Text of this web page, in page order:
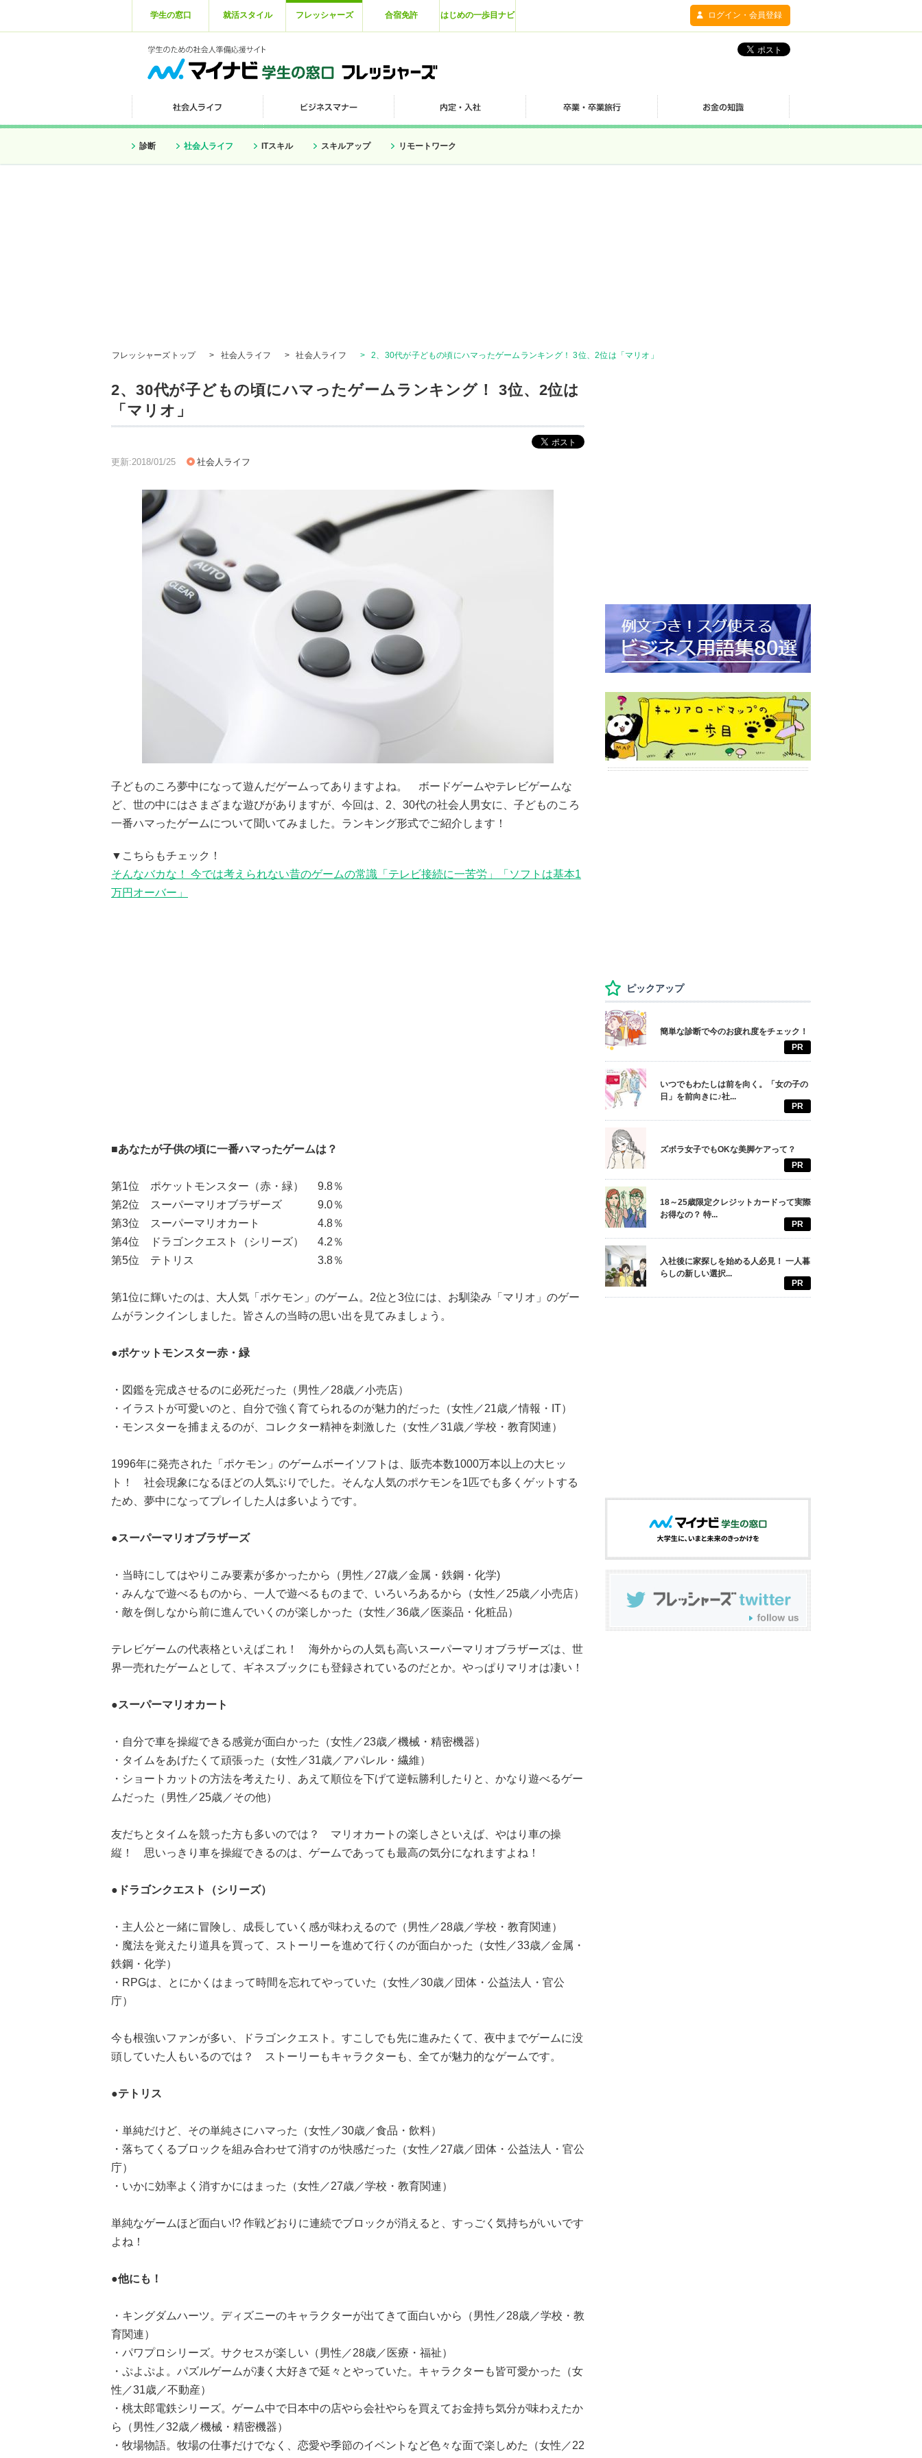
学生の窓口 就活スタイル フレッシャーズ 合宿免許 はじめの一歩目ナビ ログイン・会員登録
診断 社会人ライフ ITスキル スキルアップ リモートワーク
フレッシャーズトップ > 社会人ライフ > 社会人ライフ > 2、30代が子どもの頃にハマったゲームランキング！ 3位、2位は「マリオ」
2、30代が子どもの頃にハマったゲームランキング！ 3位、2位は
「マリオ」
更新:2018/01/25 社会人ライフ
子どものころ夢中になって遊んだゲームってありますよね。 ボードゲームやテレビゲームな
ど、世の中にはさまざまな遊びがありますが、今回は、2、30代の社会人男女に、子どものころ
一番ハマったゲームについて聞いてみました。ランキング形式でご紹介します！
▼こちらもチェック！
そんなバカな！ 今では考えられない昔のゲームの常識「テレビ接続に一苦労」「ソフトは基本1
万円オーバー」
■あなたが子供の頃に一番ハマったゲームは？
第1位 ポケットモンスター（赤・緑） 9.8％
第2位 スーパーマリオブラザーズ 9.0％
第3位 スーパーマリオカート 4.8％
第4位 ドラゴンクエスト（シリーズ） 4.2％
第5位 テトリス 3.8％
第1位に輝いたのは、大人気「ポケモン」のゲーム。2位と3位には、お馴染み「マリオ」のゲー
ムがランクインしました。皆さんの当時の思い出を見てみましょう。
●ポケットモンスター赤・緑
・図鑑を完成させるのに必死だった（男性／28歳／小売店）
・イラストが可愛いのと、自分で強く育てられるのが魅力的だった（女性／21歳／情報・IT）
・モンスターを捕まえるのが、コレクター精神を刺激した（女性／31歳／学校・教育関連）
1996年に発売された「ポケモン」のゲームボーイソフトは、販売本数1000万本以上の大ヒッ
ト！ 社会現象になるほどの人気ぶりでした。そんな人気のポケモンを1匹でも多くゲットする
ため、夢中になってプレイした人は多いようです。
●スーパーマリオブラザーズ
・当時にしてはやりこみ要素が多かったから（男性／27歳／金属・鉄鋼・化学)
・みんなで遊べるものから、一人で遊べるものまで、いろいろあるから（女性／25歳／小売店）
・敵を倒しなから前に進んでいくのが楽しかった（女性／36歳／医薬品・化粧品）
テレビゲームの代表格といえばこれ！ 海外からの人気も高いスーパーマリオブラザーズは、世
界一売れたゲームとして、ギネスブックにも登録されているのだとか。やっぱりマリオは凄い！
●スーパーマリオカート
・自分で車を操縦できる感覚が面白かった（女性／23歳／機械・精密機器）
・タイムをあげたくて頑張った（女性／31歳／アパレル・繊維）
・ショートカットの方法を考えたり、あえて順位を下げて逆転勝利したりと、かなり遊べるゲー
ムだった（男性／25歳／その他）
友だちとタイムを競った方も多いのでは？ マリオカートの楽しさといえば、やはり車の操
縦！ 思いっきり車を操縦できるのは、ゲームであっても最高の気分になれますよね！
●ドラゴンクエスト（シリーズ）
・主人公と一緒に冒険し、成長していく感が味わえるので（男性／28歳／学校・教育関連）
・魔法を覚えたり道具を買って、ストーリーを進めて行くのが面白かった（女性／33歳／金属・
鉄鋼・化学）
・RPGは、とにかくはまって時間を忘れてやっていた（女性／30歳／団体・公益法人・官公
庁）
今も根強いファンが多い、ドラゴンクエスト。すこしでも先に進みたくて、夜中までゲームに没
頭していた人もいるのでは？ ストーリーもキャラクターも、全てが魅力的なゲームです。
●テトリス
・単純だけど、その単純さにハマった（女性／30歳／食品・飲料）
・落ちてくるブロックを組み合わせて消すのが快感だった（女性／27歳／団体・公益法人・官公
庁）
・いかに効率よく消すかにはまった（女性／27歳／学校・教育関連）
単純なゲームほど面白い!? 作戦どおりに連続でブロックが消えると、すっごく気持ちがいいです
よね！
●他にも！
・キングダムハーツ。ディズニーのキャラクターが出てきて面白いから（男性／28歳／学校・教
育関連）
・パワプロシリーズ。サクセスが楽しい（男性／28歳／医療・福祉）
・ぷよぷよ。パズルゲームが凄く大好きで延々とやっていた。キャラクターも皆可愛かった（女
性／31歳／不動産）
・桃太郎電鉄シリーズ。ゲーム中で日本中の店やら会社やらを買えてお金持ち気分が味わえたか
ら（男性／32歳／機械・精密機器）
・牧場物語。牧場の仕事だけでなく、恋愛や季節のイベントなど色々な面で楽しめた（女性／22
ピックアップ
簡単な診断で今のお疲れ度をチェック！
PR
いつでもわたしは前を向く。「女の子の
日」を前向きに♪社...
PR
ズボラ女子でもOKな美脚ケアって？
PR
18～25歳限定クレジットカードって実際
お得なの？ 特...
PR
入社後に家探しを始める人必見！ 一人暮
らしの新しい選択...
PR